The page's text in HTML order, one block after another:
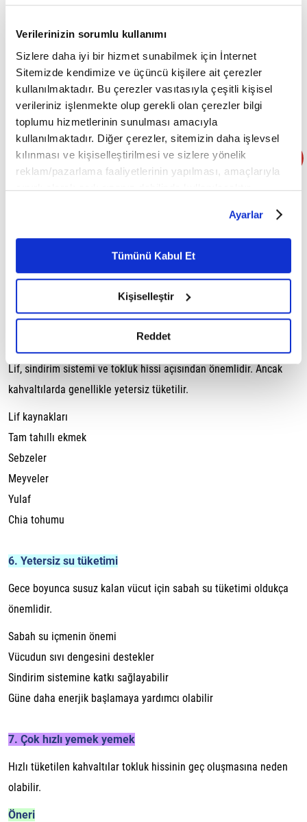
Verilerinizin sorumlu kullanımı
Sizlere daha iyi bir hizmet sunabilmek için İnternet
Sitemizde kendimize ve üçüncü kişilere ait çerezler
kullanılmaktadır. Bu çerezler vasıtasıyla çeşitli kişisel
verileriniz işlenmekte olup gerekli olan çerezler bilgi
toplumu hizmetlerinin sunulması amacıyla
kullanılmaktadır. Diğer çerezler, sitemizin daha işlevsel
kılınması ve kişiselleştirilmesi ve sizlere yönelik
reklam/pazarlama faaliyetlerinin yapılması, amaçlarıyla
sınırlı olarak açık rızanız dahilinde kullanılacaktır.
belirleyebilirsiniz. Çerezlere ilişkin detaylı bilgi için
Ayarlar butonuna tıklayabilir,Çerez Bilgilendirme
Metnimizi ziyaret edebilirsiniz.
6698 sayılı Kişisel Verilerin Korunması Kanunu uyarınca
okumak ve sitemizi ziyaretiniz kapsamında
gerçekleştirilen veri işleme faaliyetleri ile ilgili daha
detaylı bilgi almak için lütfentıklayınız.
Ayarlar
Tümünü Kabul Et
Kişiselleştir
Reddet
Peynir
Yoğurt
Kefir
Şekersiz protein kaynakları
4. Şekerli kahvaltılık ürünleri sık tüketmek
Hazır gevrekler, çikolatalı sürülebilir ürünler ve yüksek şeker
içeren paketli kahvaltılıklar kan şekeri dalgalanmalarına neden
Sonuçları
Enerji düşüşü
5. Lif tüketiminin yetersiz olması
Lif, sindirim sistemi ve tokluk hissi açısından önemlidir. Ancak
kahvaltılarda genellikle yetersiz tüketilir.
Lif kaynakları
Tam tahıllı ekmek
Sebzeler
Meyveler
Yulaf
Chia tohumu
6. Yetersiz su tüketimi
Gece boyunca susuz kalan vücut için sabah su tüketimi oldukça
önemlidir.
Sabah su içmenin önemi
Vücudun sıvı dengesini destekler
Sindirim sistemine katkı sağlayabilir
Güne daha enerjik başlamaya yardımcı olabilir
7. Çok hızlı yemek yemek
Hızlı tüketilen kahvaltılar tokluk hissinin geç oluşmasına neden
olabilir.
Öneri